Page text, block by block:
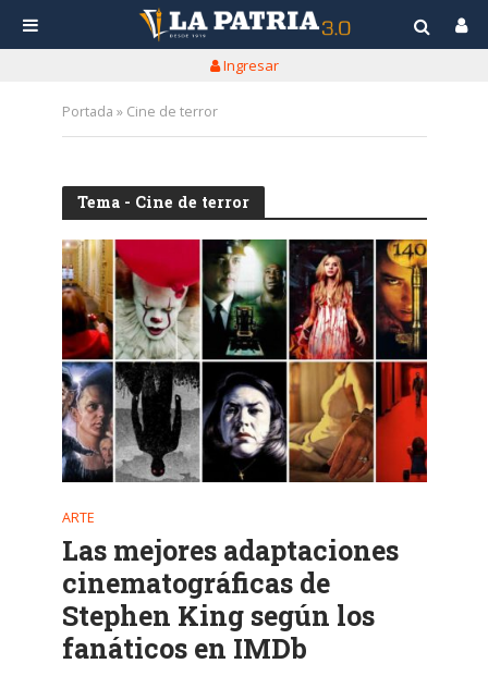
Ingresar
Portada » Cine de terror
Tema - Cine de terror
ARTE
Las mejores adaptaciones
cinematográficas de
Stephen King según los
fanáticos en IMDb